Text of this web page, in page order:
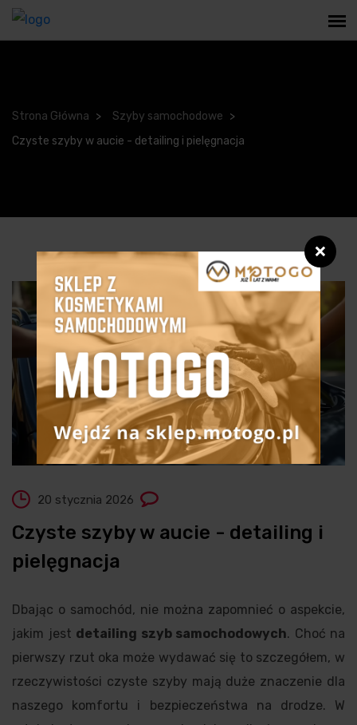
Strona Główna
Szyby samochodowe
Czyste szyby w aucie - detailing i pielęgnacja
20 stycznia 2026
Czyste szyby w aucie - detailing i
pielęgnacja
Dbając o samochód, nie można zapomnieć o aspekcie,
jakim jest detailing szyb samochodowych. Choć na
pierwszy rzut oka może wydawać się to szczegółem, w
rzeczywistości czyste szyby mają duże znaczenie dla
naszego komfortu i bezpieczeństwa na drodze. W
❌